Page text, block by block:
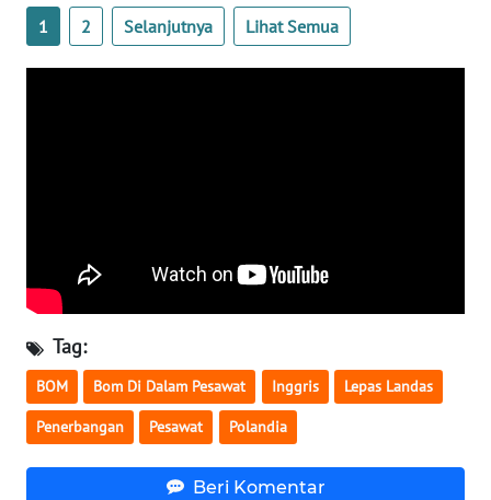
1 2 Selanjutnya Lihat Semua
Tag:
BOM Bom Di Dalam Pesawat Inggris Lepas Landas
Penerbangan Pesawat Polandia
Beri Komentar
NTT
WN
BARAT
WN
RIAU
WN
SERAMBI